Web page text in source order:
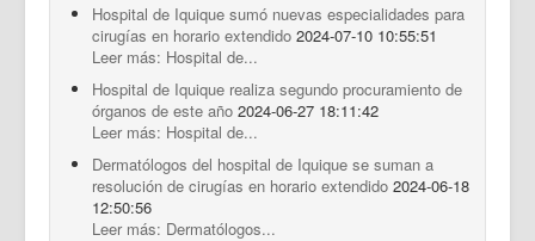
Hospital de Iquique sumó nuevas especialidades para
cirugías en horario extendido 2024-07-10 10:55:51
Leer más: Hospital de...
Hospital de Iquique realiza segundo procuramiento de
órganos de este año 2024-06-27 18:11:42
Leer más: Hospital de...
Dermatólogos del hospital de Iquique se suman a
resolución de cirugías en horario extendido 2024-06-18
12:50:56
Leer más: Dermatólogos...